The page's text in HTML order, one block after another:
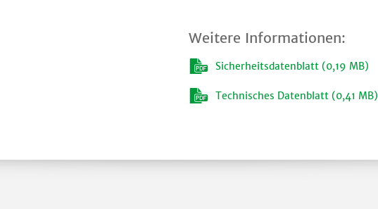
Weitere Informationen:
Sicherheitsdatenblatt (0,19 MB)
Technisches Datenblatt (0,41 MB)